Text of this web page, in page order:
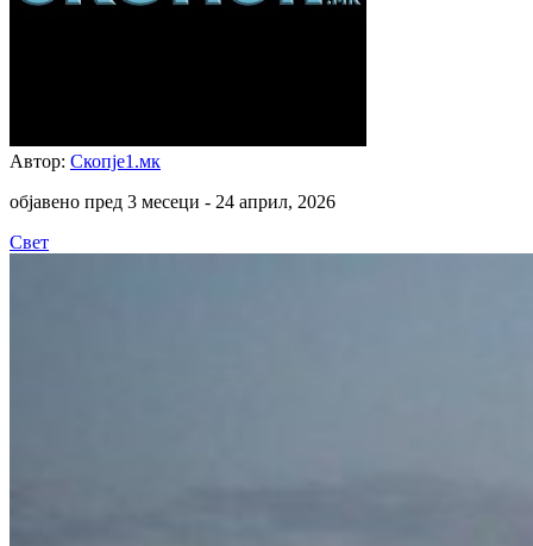
Автор: Скопје1.мк
објавено пред 3 месеци - 24 април, 2026
Свет